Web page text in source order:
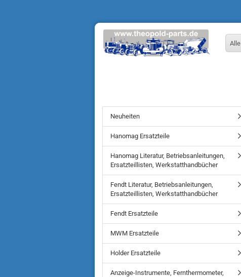
Alle
Neuheiten
Hanomag Ersatzteile
Hanomag Literatur, Betriebsanleitungen,
Ersatzteillisten, Werkstatthandbücher
Fendt Literatur, Betriebsanleitungen,
Ersatzteillisten, Werkstatthandbücher
Fendt Ersatzteile
MWM Ersatzteile
Holder Ersatzteile
Anzeige-Instrumente, Fernthermometer,